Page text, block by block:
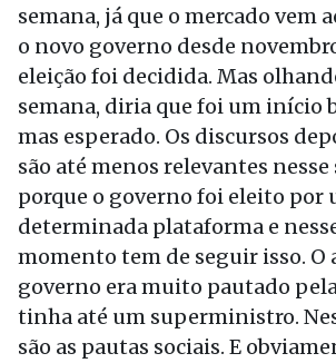
semana, já que o mercado vem
o novo governo desde
eleição foi decidida. Mas
semana, diria que foi um início
mas esperado. Os discursos
são até menos relevantes
porque o governo foi eleito por
determinada plataforma e
momento tem de seguir isso. O
governo era muito pautado
tinha até um superministro.
são as pautas sociais. E